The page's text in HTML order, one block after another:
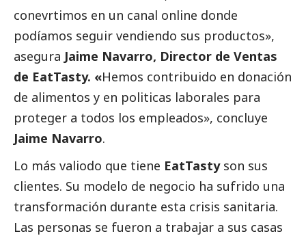
conevrtimos en un canal online donde
podíamos seguir vendiendo sus productos»,
asegura Jaime Navarro, Director de Ventas
de EatTasty. «Hemos contribuido en donación
de alimentos y en politicas laborales para
proteger a todos los empleados», concluye
Jaime Navarro.
Lo más valiodo que tiene EatTasty son sus
clientes. Su modelo de negocio ha sufrido una
transformación durante esta crisis sanitaria.
Las personas se fueron a trabajar a sus casas